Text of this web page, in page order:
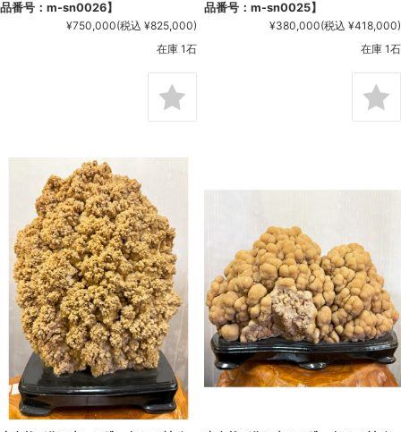
品番号：m-sn0026】
¥750,000(税込 ¥825,000)
在庫 1石
品番号：m-sn0025】
¥380,000(税込 ¥418,000)
在庫 1石